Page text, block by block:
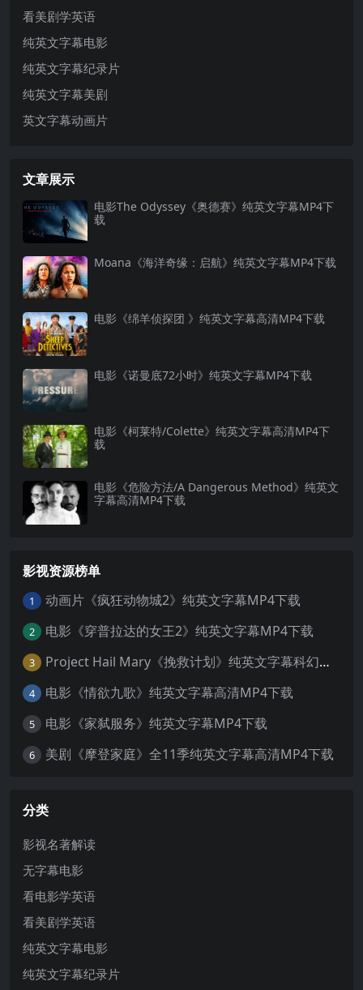
看美剧学英语
纯英文字幕电影
纯英文字幕纪录片
纯英文字幕美剧
英文字幕动画片
文章展示
电影The Odyssey《奥德赛》纯英文字幕MP4下
载
Moana《海洋奇缘：启航》纯英文字幕MP4下载
电影《绵羊侦探团 》纯英文字幕高清MP4下载
电影《诺曼底72小时》纯英文字幕MP4下载
电影《柯莱特/Colette》纯英文字幕高清MP4下
载
电影《危险方法/A Dangerous Method》纯英文
字幕高清MP4下载
影视资源榜单
1 动画片《疯狂动物城2》纯英文字幕MP4下载
2 电影《穿普拉达的女王2》纯英文字幕MP4下载
3 Project Hail Mary《挽救计划》纯英文字幕科幻电影MP4下载
4 电影《情欲九歌》纯英文字幕高清MP4下载
5 电影《家弑服务》纯英文字幕MP4下载
6 美剧《摩登家庭》全11季纯英文字幕高清MP4下载
分类
影视名著解读
无字幕电影
看电影学英语
看美剧学英语
纯英文字幕电影
纯英文字幕纪录片